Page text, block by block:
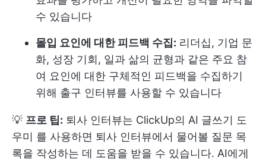
수 있습니다
몰입 요인에 대한 피드백 수집: 리더십, 기업 문
화, 성장 기회, 일과 삶의 균형과 같은 주요 참
여 요인에 대한 구체적인 피드백을 수집하기
위해 출구 인터뷰를 사용할 수 있습니다
💡 프로 팁: 퇴사 인터뷰는 ClickUp의 AI 글쓰기 도
우미 를 사용하면 퇴사 인터뷰에서 물어볼 질문 목
록을 작성하는 데 도움을 받을 수 있습니다. AI에게